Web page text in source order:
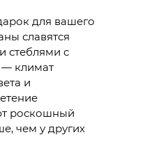
для вашего
славятся
стеблями с
— климат
и
роскошный
чем у других